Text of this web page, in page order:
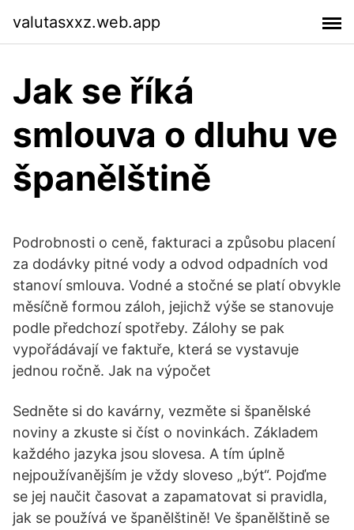
valutasxxz.web.app
Jak se říká
smlouva o dluhu ve
španělštině
Podrobnosti o ceně, fakturaci a způsobu placení
za dodávky pitné vody a odvod odpadních vod
stanoví smlouva. Vodné a stočné se platí obvykle
měsíčně formou záloh, jejichž výše se stanovuje
podle předchozí spotřeby. Zálohy se pak
vypořádávají ve faktuře, která se vystavuje
jednou ročně. Jak na výpočet
Sedněte si do kavárny, vezměte si španělské
noviny a zkuste si číst o novinkách. Základem
každého jazyka jsou slovesa. A tím úplně
nejpoužívanějším je vždy sloveso „být“. Pojďme
se jej naučit časovat a zapamatovat si pravidla,
jak se používá ve španělštině! Ve španělštině se